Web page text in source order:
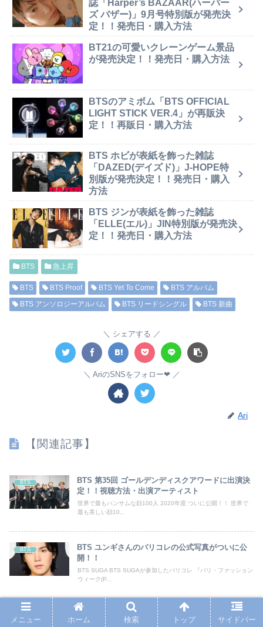
誌「Harper’s BAZAAR(ハーパー
ズ バザー)」9月号特別版が発売決
定！！発売日・購入方法
BT21の可愛いクレーンゲーム景品
が発売決定！！発売日・購入方法
BTSのアミボム「BTS OFFICIAL
LIGHT STICK VER.4」が再販決
定！！再販日・購入方法
BTS ホビが表紙を飾った雑誌
「DAZED(デイズド)」J-HOPE特
別版が発売決定！！発売日・購入
方法
BTS ジンが表紙を飾った雑誌
「ELLE(エル)」JIN特別版が発売決
定！！発売日・購入方法
BTS 急上昇
BTS BTS Proof BTS Yet To Come
BTS アルバム
BTS アンソロジーアルバム
BTS リードシングル BTS 新曲
シェアする
AriのSNSをフォロー❤︎
Ari
【関連記事】
BTS
BTS 第35回 ゴールデンディスクアワードに出演決
定！！視聴方法・出演アーティスト
世界で最もハンサムな顔100人 2020年度 ついに公開！！ 世界で
最も美しい顔10...
BTS
BTS ユンギさんのパリコレの公式写真がついに公
開！！
BTS SUGA BTS SUGAが参加したパリコレ 『パリ・ファッション
ウィーク(P...
BTS
BTS MAP OF THE SOUL : 7 日本オリコンアルバ
ムチャートで1位を獲得！！
メニュー ホーム 検索 トップ サイドバー